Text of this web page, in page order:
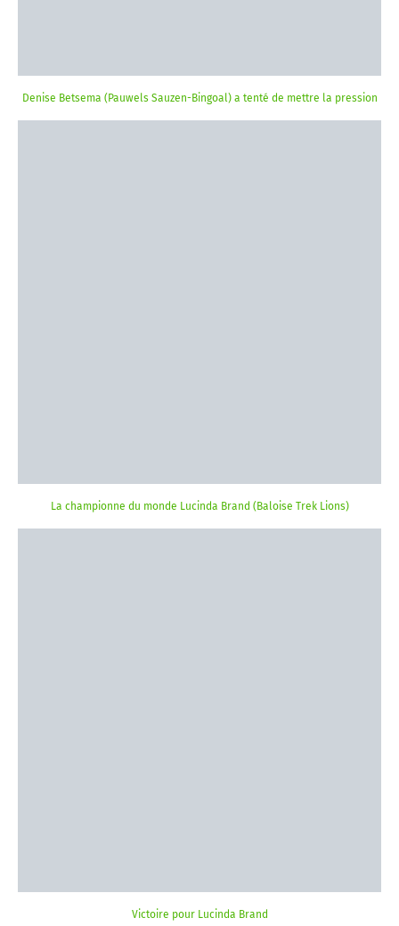
Denise Betsema (Pauwels Sauzen-Bingoal) a tenté de mettre la pression
La championne du monde Lucinda Brand (Baloise Trek Lions)
Victoire pour Lucinda Brand